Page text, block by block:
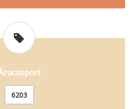
6203